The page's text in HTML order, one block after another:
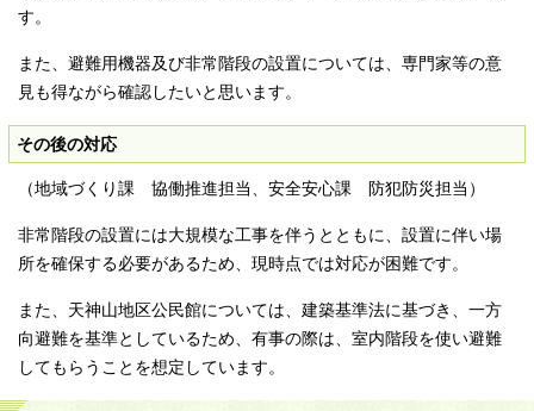
す。
また、避難用機器及び非常階段の設置については、専門家等の意
見も得ながら確認したいと思います。
その後の対応
（地域づくり課 協働推進担当、安全安心課 防犯防災担当）
非常階段の設置には大規模な工事を伴うとともに、設置に伴い場
所を確保する必要があるため、現時点では対応が困難です。
また、天神山地区公民館については、建築基準法に基づき、一方
向避難を基準としているため、有事の際は、室内階段を使い避難
してもらうことを想定しています。